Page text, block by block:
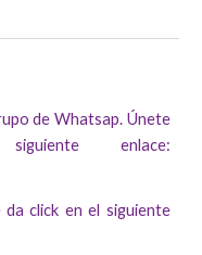
de Whatsap. Únete
enlace:
click en el siguiente